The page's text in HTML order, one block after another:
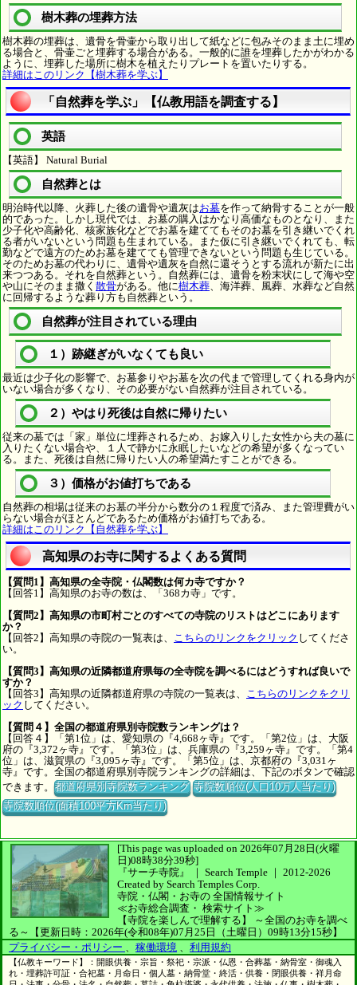
樹木葬の埋葬方法
樹木葬の埋葬は、遺骨を骨壷から取り出して紙などに包みそのまま土に埋め
る場合と、骨壷ごと埋葬する場合がある。一般的に誰を埋葬したかがわかる
ように、埋葬した場所に樹木を植えたりプレートを置いたりする。
詳細はこのリンク【樹木葬を学ぶ】
「自然葬を学ぶ」【仏教用語を調査する】
英語
【英語】 Natural Burial
自然葬とは
明治時代以降、火葬した後の遺骨や遺灰はお墓を作って納骨することが一般
的であった。しかし現代では、お墓の購入はかなり高価なものとなり、また
少子化や高齢化、核家族化などでお墓を建ててもそのお墓を引き継いでくれ
る者がいないという問題も生まれている。また仮に引き継いでくれても、転
勤などで遠方のためお墓を建てても管理できないという問題も生じている。
そのためお墓の代わりに、遺骨や遺灰を自然に還そうとする流れが新たに出
来つつある。それを自然葬という。自然葬には、遺骨を粉末状にして海や空
や山にそのまま撒く 散骨がある。他に樹木葬 、海洋葬、風葬、水葬など自然
に回帰するような葬り方も自然葬という。
自然葬が注目されている理由
１）跡継ぎがいなくても良い
最近は少子化の影響で、お墓参りやお墓を次の代まで管理してくれる身内が
いない場合が多くなり、その必要がない自然葬が注目されている。
２）やはり死後は自然に帰りたい
従来の墓では「家」単位に埋葬されるため、お嫁入りした女性から夫の墓に
入りたくない場合や、１人で静かに永眠したいなどの希望が多くなってい
る。また、死後は自然に帰りたい人の希望満たすことができる。
３）価格がお値打ちである
自然葬の相場は従来のお墓の半分から数分の１程度で済み、また管理費がい
らない場合がほとんどであるため価格がお値打ちである。
詳細はこのリンク【自然葬を学ぶ】
高知県のお寺に関するよくある質問
【質問1】高知県の全寺院・仏閣数は何カ寺ですか？
【回答1】高知県のお寺の数は、「368カ寺」です。
【質問2】高知県の市町村ごとのすべての寺院のリストはどこにあります
か？
【回答2】高知県の寺院の一覧表は、
こちらのリンクをクリック してくださ
い。
【質問3】高知県の近隣都道府県毎の全寺院を調べるにはどうすれば良いで
すか？
【回答3】高知県の近隣都道府県の寺院の一覧表は、
こちらのリンクをクリ
ック してください。
【質問４】全国の都道府県別寺院数ランキングは？
【回答４】「第1位」は、愛知県の『4,668ヶ寺』です。「第2位」は、大阪
府の『3,372ヶ寺』です。「第3位」は、兵庫県の『3,259ヶ寺』です。「第4
位」は、滋賀県の『3,095ヶ寺』です。「第5位」は、京都府の『3,031ヶ
寺』です。全国の都道府県別寺院ランキングの詳細は、下記のボタンで確認
できます。都道府県別寺院数ランキング 寺院数順位(人口10万人当たり)
寺院数順位(面積100平方Km当たり)
[This page was uploaded on 2026年07月28日(火曜
日)08時38分39秒]
『サーチ寺院』 ｜ Search Temple ｜ 2012-2026
Created by Search Temples Corp.
寺院・仏閣・お寺の 全国情報サイト
≪お寺総合調査・ 検索サイト≫
【寺院を楽しんで理解する】
～全国のお寺を調べ
る～
【更新日時：2026年(令和08年)07月25日（土曜日）09時13分15秒】
プライバシー・ポリシー
稼働環境 利用規約
【仏教キーワード】：開眼供養・宗旨・祭祀・宗派・仏恩・合葬墓・納骨室・御魂入
れ・埋葬許可証・合祀墓・月命日・個人墓・納骨堂・終活・供養・閉眼供養・祥月命